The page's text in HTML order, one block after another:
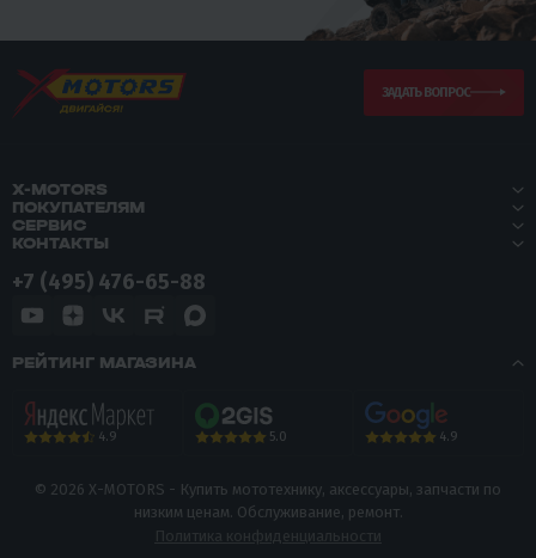
ЗАДАТЬ ВОПРОС
X-MOTORS
ПОКУПАТЕЛЯМ
СЕРВИС
КОНТАКТЫ
+7 (495) 476-65-88
РЕЙТИНГ МАГАЗИНА
4.9 5.0 4.9
© 2026 X-MOTORS - Купить мототехнику, аксессуары, запчасти по
низким ценам. Обслуживание, ремонт.